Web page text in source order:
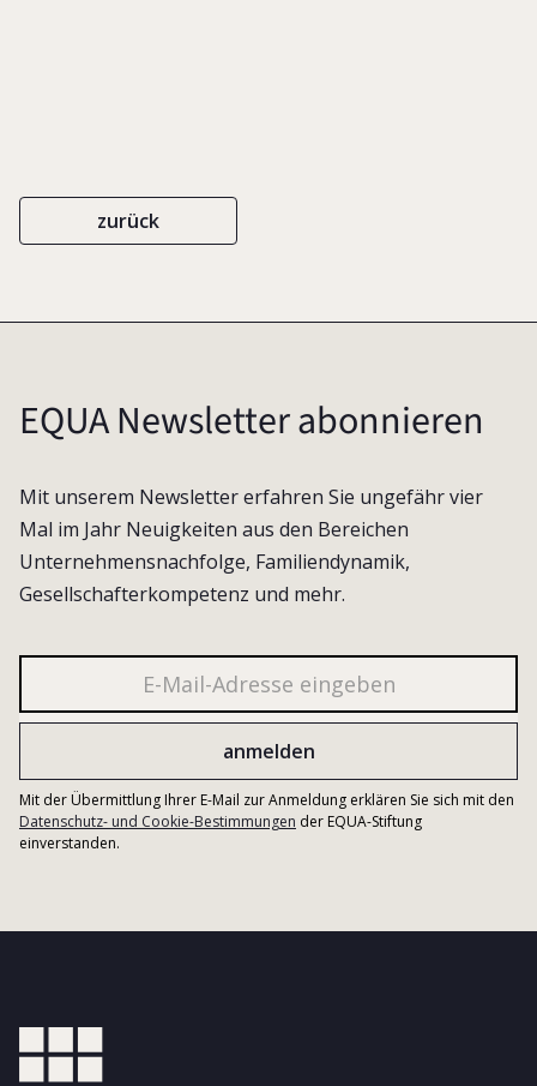
zurück
EQUA Newsletter abonnieren
Mit unserem Newsletter erfahren Sie ungefähr vier
Mal im Jahr Neuigkeiten aus den Bereichen
Unternehmensnachfolge, Familiendynamik,
Gesellschafterkompetenz und mehr.
Mit der Übermittlung Ihrer E-Mail zur Anmeldung erklären Sie sich mit den
Datenschutz- und Cookie-Bestimmungen der EQUA-Stiftung
einverstanden.